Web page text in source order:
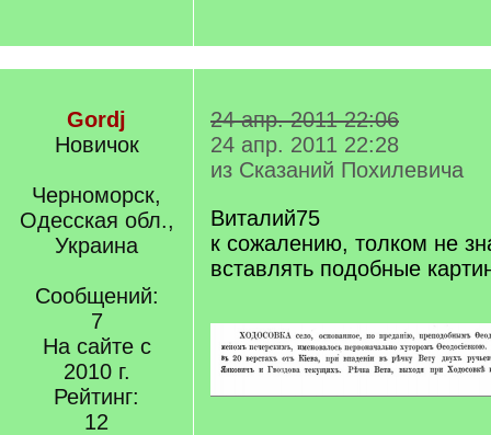
Gordj
Новичок
Черноморск,
Одесская обл.,
Украина
Сообщений:
7
На сайте с
2010 г.
Рейтинг:
12
24 апр. 2011 22:06
24 апр. 2011 22:28
из Сказаний Похилевича
Виталий75
к сожалению, толком не
вставлять подобные